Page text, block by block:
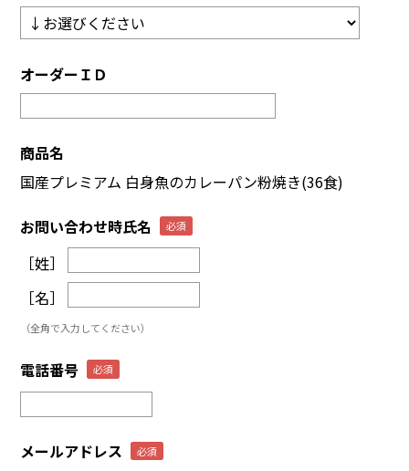
オーダーＩＤ
商品名
国産プレミアム 白身魚のカレーパン粉焼き(36食)
お問い合わせ時氏名
［姓］
［名］
（全角で入力してください）
電話番号
メールアドレス